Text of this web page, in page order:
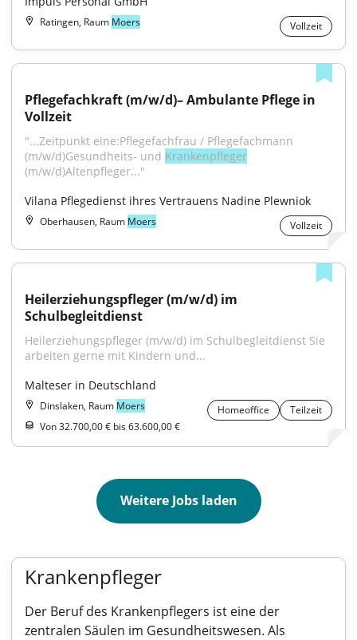
Ratingen, Raum Moers Vollzeit
Pflegefachkraft (m/w/d)– Ambulante Pflege in
Vollzeit
"...Zeitpunkt eine:Pflegefachfrau / Pflegefachmann
(m/w/d)Gesundheits- und Krankenpfleger
(m/w/d)Altenpfleger..."
Vilana Pflegedienst ihres Vertrauens Nadine Plewniok
Oberhausen, Raum Moers Vollzeit
Heilerziehungspfleger (m/w/d) im
Schulbegleitdienst
Heilerziehungspfleger (m/w/d) im Schulbegleitdienst Sie
arbeiten gerne mit Kindern und...
Malteser in Deutschland
Dinslaken, Raum Moers Homeoffice
Teilzeit
Von 32.700,00 € bis 63.600,00 €
Weitere Jobs laden
Krankenpfleger
Der Beruf des Krankenpflegers ist eine der
zentralen Säulen im Gesundheitswesen. Als